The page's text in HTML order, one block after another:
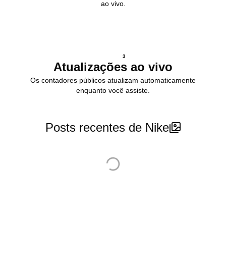
ao vivo.
3
Atualizações ao vivo
Os contadores públicos atualizam automaticamente
enquanto você assiste.
Posts recentes de Nike